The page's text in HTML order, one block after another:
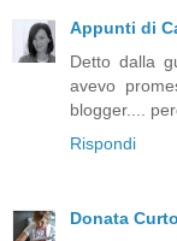
Appunti di
Detto dalla
avevo
blogger....
Rispondi
Donata